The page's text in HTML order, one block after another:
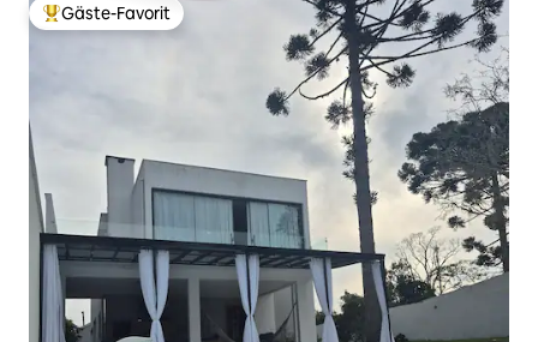
Beliebter Gäste-Favorit.
Gäste-Favorit